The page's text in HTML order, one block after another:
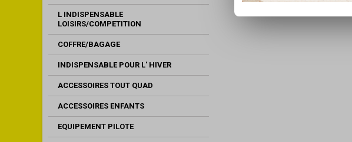
L INDISPENSABLE
LOISIRS/COMPETITION
COFFRE/BAGAGE
INDISPENSABLE POUR L' HIVER
ACCESSOIRES TOUT QUAD
ACCESSOIRES ENFANTS
EQUIPEMENT PILOTE